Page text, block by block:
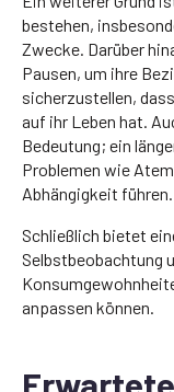
bestehen,
Zwecke. Darüber
Pausen, um ihre
sicherzustellen,
auf ihr Leben hat.
Bedeutung; ein
Problemen wie
Abhängigkeit führen.
Schließlich bietet
Selbstbeobachtung
anpassen können.